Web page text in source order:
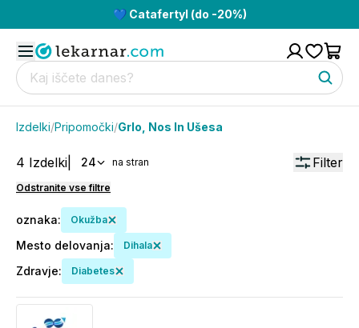
💙 Catafertyl (do -20%)
Izdelki/Pripomočki/Grlo, Nos In Ušesa
4 Izdelki 24 na stran Filter
Odstranite vse filtre
oznaka: Okužba
Mesto delovanja: Dihala
Zdravje: Diabetes